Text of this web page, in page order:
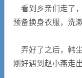
看到乡亲们走了
预备换身衣服，洗
弄好了之后，韩
刚好遇到赵小燕走出